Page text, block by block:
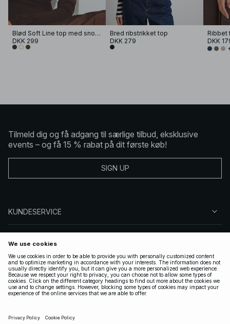
Blød Soft Line top med snoning
DKK 299
Bred ribstrikket top
DKK 279
DKK
Tilmeld dig og få adgang til særlige tilbud, eksklusive
events – og få 15 % rabat på dit første køb!
SIGN UP
KUNDESERVICE
FØLG OS
GYLDIGE